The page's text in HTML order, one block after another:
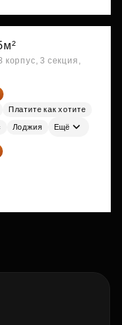
3 секция,
Платите как хотите
Лоджия Ещё